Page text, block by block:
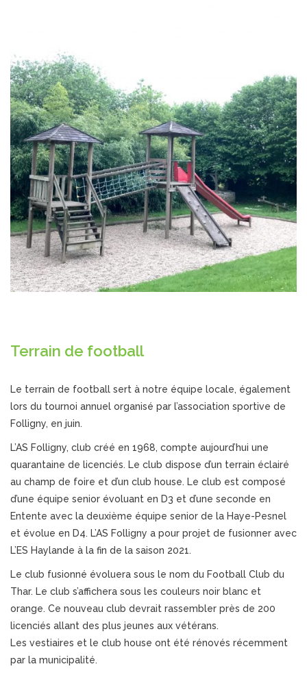
Terrain de football
Le terrain de football sert à notre équipe locale, également
lors du tournoi annuel organisé par l’association sportive de
Folligny, en juin.
L’AS Folligny, club créé en 1968, compte aujourd’hui une
quarantaine de licenciés. Le club dispose d’un terrain éclairé
au champ de foire et d’un club house. Le club est composé
d’une équipe senior évoluant en D3 et d’une seconde en
Entente avec la deuxième équipe senior de la Haye-Pesnel
et évolue en D4. L’AS Folligny a pour projet de fusionner avec
L’ES Haylande à la fin de la saison 2021.
Le club fusionné évoluera sous le nom du Football Club du
Thar. Le club s’affichera sous les couleurs noir blanc et
orange. Ce nouveau club devrait rassembler près de 200
licenciés allant des plus jeunes aux vétérans.
Les vestiaires et le club house ont été rénovés récemment
par la municipalité.